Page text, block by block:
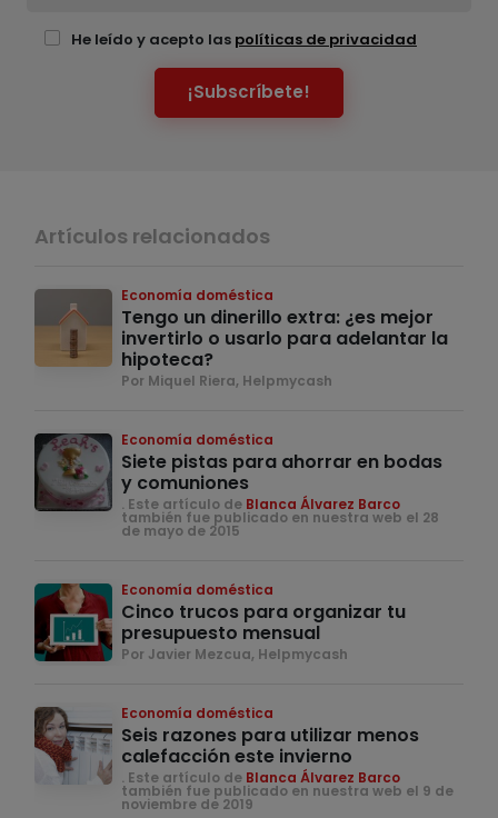
He leído y acepto las políticas de privacidad
¡Subscríbete!
Artículos relacionados
Economía doméstica
Tengo un dinerillo extra: ¿es mejor
invertirlo o usarlo para adelantar la
hipoteca?
Por Miquel Riera, Helpmycash
Economía doméstica
Siete pistas para ahorrar en bodas
y comuniones
. Este artículo de Blanca Álvarez Barco
también fue publicado en nuestra web el 28
de mayo de 2015
Economía doméstica
Cinco trucos para organizar tu
presupuesto mensual
Por Javier Mezcua, Helpmycash
Economía doméstica
Seis razones para utilizar menos
calefacción este invierno
. Este artículo de Blanca Álvarez Barco
también fue publicado en nuestra web el 9 de
noviembre de 2019